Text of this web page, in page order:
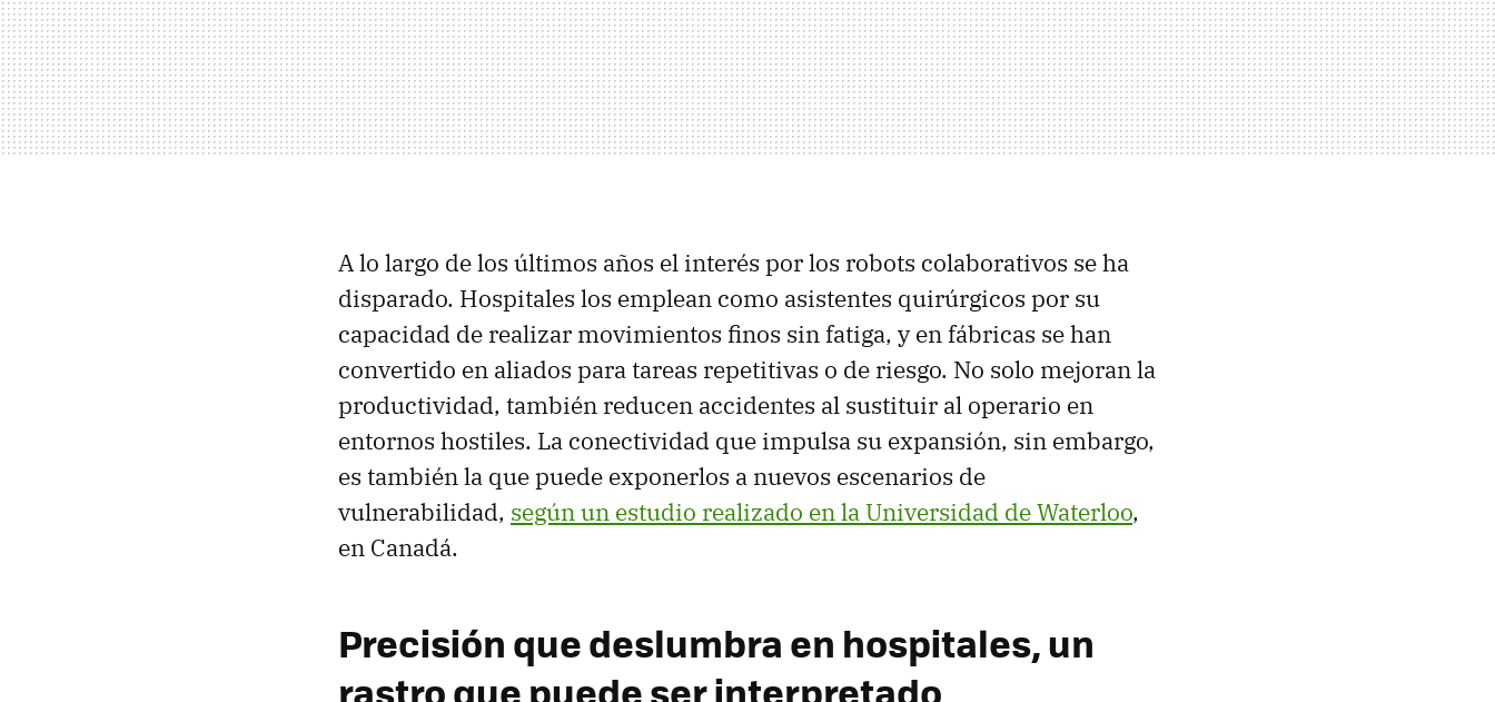
A lo largo de los últimos años el interés por los robots colaborativos se ha
disparado. Hospitales los emplean como asistentes quirúrgicos por su
capacidad de realizar movimientos finos sin fatiga, y en fábricas se han
convertido en aliados para tareas repetitivas o de riesgo. No solo mejoran la
productividad, también reducen accidentes al sustituir al operario en
entornos hostiles. La conectividad que impulsa su expansión, sin embargo,
es también la que puede exponerlos a nuevos escenarios de
vulnerabilidad, según un estudio realizado en la Universidad de Waterloo,
en Canadá.
Precisión que deslumbra en hospitales, un
rastro que puede ser interpretado